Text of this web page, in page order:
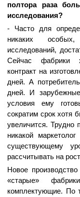
полтора раза
исследования?
- Часто для
никаких
исследований,
Сейчас фабрики
контракт на
дней. А
дней. И
условия ему
сократим срок хотя
увеличится. Трудно
никакой
существующему
рассчитывать на
Новое
«старые»
комплектующие. По